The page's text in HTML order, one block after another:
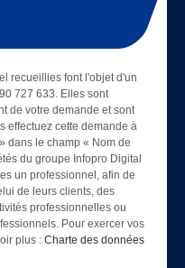
recueillies font l'objet d'un
727 633. Elles sont
de votre demande et sont
effectuez cette demande à
dans le champ « Nom de
du groupe Infopro Digital
un professionnel, afin de
de leurs clients, des
professionnelles ou
Pour exercer vos
plus : Charte des données